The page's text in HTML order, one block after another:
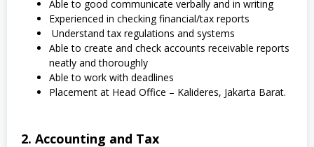
Able to good communicate verbally and in writing
Experienced in checking financial/tax reports
Understand tax regulations and systems
Able to create and check accounts receivable reports
neatly and thoroughly
Able to work with deadlines
Placement at Head Office – Kalideres, Jakarta Barat.
2. Accounting and Tax